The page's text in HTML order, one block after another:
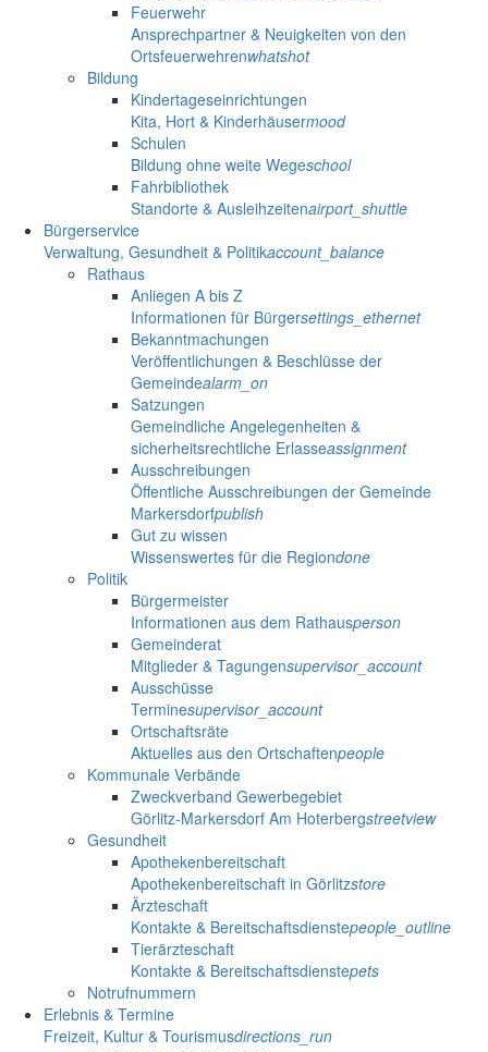
Feuerwehr
Ansprechpartner & Neuigkeiten von den
Ortsfeuerwehrenwhatshot
Bildung
Kindertageseinrichtungen
Kita, Hort & Kinderhäusermood
Schulen
Bildung ohne weite Wegeschool
Fahrbibliothek
Standorte & Ausleihzeitenairport_shuttle
Bürgerservice
Verwaltung, Gesundheit & Politikaccount_balance
Rathaus
Anliegen A bis Z
Informationen für Bürgersettings_ethernet
Bekanntmachungen
Veröffentlichungen & Beschlüsse der
Gemeindealarm_on
Satzungen
Gemeindliche Angelegenheiten &
sicherheitsrechtliche Erlasseassignment
Ausschreibungen
Öffentliche Ausschreibungen der Gemeinde
Markersdorfpublish
Gut zu wissen
Wissenswertes für die Regiondone
Politik
Bürgermeister
Informationen aus dem Rathausperson
Gemeinderat
Mitglieder & Tagungensupervisor_account
Ausschüsse
Terminesupervisor_account
Ortschaftsräte
Aktuelles aus den Ortschaftenpeople
Kommunale Verbände
Zweckverband Gewerbegebiet
Görlitz-Markersdorf Am Hoterbergstreetview
Gesundheit
Apothekenbereitschaft
Apothekenbereitschaft in Görlitzstore
Ärzteschaft
Kontakte & Bereitschaftsdienstepeople_outline
Tierärzteschaft
Kontakte & Bereitschaftsdienstepets
Notrufnummern
Erlebnis & Termine
Freizeit, Kultur & Tourismusdirections_run